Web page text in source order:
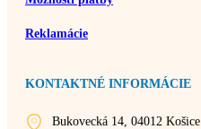
Reklamácie
KONTAKTNÉ INFORMÁCIE
Bukovecká 14, 04012 Košice